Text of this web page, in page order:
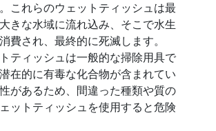
これらのウェットティッシュは最
きな水域に流れ込み、そこで水生
費され、最終的に死滅します。
ティッシュは一般的な掃除用具で
在的に有毒な化合物が含まれてい
があるため、間違った種類や質の
ットティッシュを使用すると危険